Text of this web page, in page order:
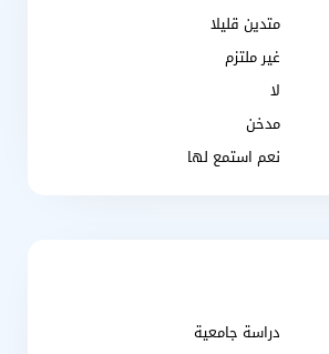
متدين قليلا
غير ملتزم
لا
مدخن
نعم استمع لها
دراسة جامعية